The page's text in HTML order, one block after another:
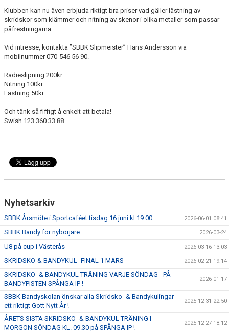
Klubben kan nu även erbjuda riktigt bra priser vad gäller lästning av
skridskor som klämmer och nitning av skenor i olika metaller som passar
påfrestningarna.
Vid intresse, kontakta ”SBBK Slipmeister” Hans Andersson via
mobilnummer 070-546 56 90.
Radieslipning 200kr
Nitning 100kr
Lästning 50kr
Och tänk så fiffigt å enkelt att betala!
Swish 123 360 33 88
Nyhetsarkiv
SBBK Årsmöte i Sportcaféet tisdag 16 juni kl 19.00 2026-06-01 08:41
SBBK Bandy för nybörjare 2026-03-24
U8 på cup i Västerås 2026-03-16 13:03
SKRIDSKO-& BANDYKUL- FINAL 1 MARS 2026-02-21 19:14
SKRIDSKO- & BANDYKUL TRÄNING VARJE SÖNDAG - PÅ
BANDYPISTEN SPÅNGA IP !
2026-01-17
SBBK Bandyskolan önskar alla Skridsko- & Bandykulingar
ett riktigt Gott Nytt År !
2025-12-31 22:50
ÅRETS SISTA SKRIDSKO- & BANDYKUL TRÄNING I
MORGON SÖNDAG KL. 09.30 på SPÅNGA IP !
2025-12-27 18:12